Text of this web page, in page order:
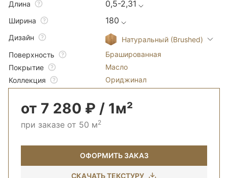
Длина 0,5-2,31
Ширина 180
Дизайн
Натуральный (Brushed)
Поверхность
Брашированная
Покрытие
Масло
Коллекция
Ориджинал
от 7 280 ₽ / 1м²
при заказе от 50 м2
ОФОРМИТЬ ЗАКАЗ
СКАЧАТЬ ТЕКСТУРУ